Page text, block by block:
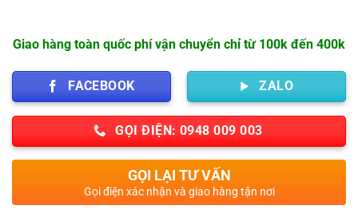
Giao hàng toàn quốc phí vận chuyển chỉ từ 100k đến 400k
FACEBOOK ZALO
GỌI ĐIỆN: 0948 009 003
GỌI LẠI TƯ VẤN
Gọi điện xác nhận và giao hàng tận nơi